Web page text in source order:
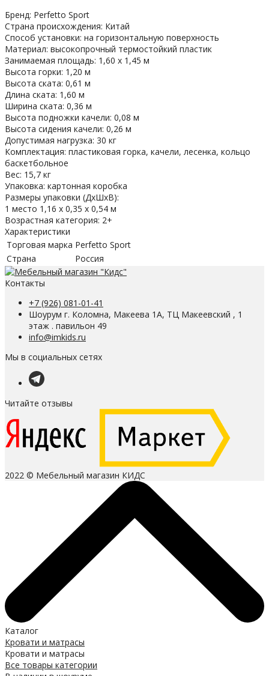
Бренд: Perfetto Sport
Страна происхождения: Китай
Способ установки: на горизонтальную поверхность
Материал: высокопрочный термостойкий пластик
Занимаемая площадь: 1,60 х 1,45 м
Высота горки: 1,20 м
Высота ската: 0,61 м
Длина ската: 1,60 м
Ширина ската: 0,36 м
Высота подножки качели: 0,08 м
Высота сидения качели: 0,26 м
Допустимая нагрузка: 30 кг
Комплектация: пластиковая горка, качели, лесенка, кольцо
баскетбольное
Вес: 15,7 кг
Упаковка: картонная коробка
Размеры упаковки (ДхШхВ):
1 место 1,16 х 0,35 х 0,54 м
Возрастная категория: 2+
Характеристики
Торговая марка Perfetto Sport
Страна
Россия
Контакты
+7 (926) 081-01-41
Шоурум г. Коломна, Макеева 1А, ТЦ Макеевский , 1
этаж . павильон 49
info@imkids.ru
Мы в социальных сетях
Читайте отзывы
2022 © Мебельный магазин КИДС
Каталог
Кровати и матрасы
Кровати и матрасы
Все товары категории